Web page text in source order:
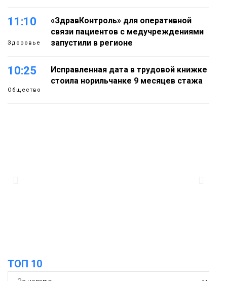
11:10
Здоровье
«ЗдравКонтроль» для оперативной
связи пациентов с медучреждениями
запустили в регионе
10:25
Общество
Исправленная дата в трудовой книжке
стоила норильчанке 9 месяцев стажа
ТОП 10